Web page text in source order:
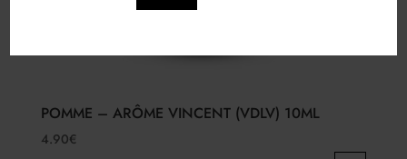
POMME – ARÔME VINCENT (VDLV) 10ML
4.90€